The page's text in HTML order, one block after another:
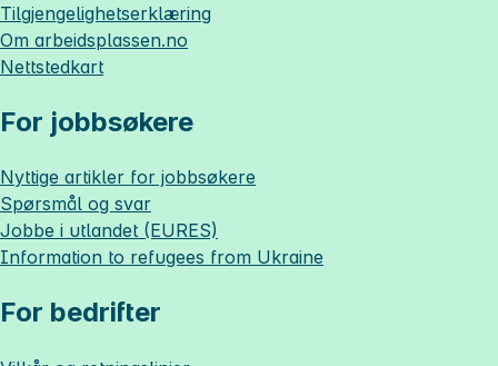
Tilgjengelighetserklæring
Om arbeidsplassen.no
Nettstedkart
For jobbsøkere
Nyttige artikler for jobbsøkere
Spørsmål og svar
Jobbe i utlandet (EURES)
Information to refugees from Ukraine
For bedrifter